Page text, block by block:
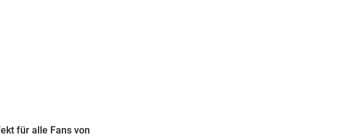
für alle Fans von